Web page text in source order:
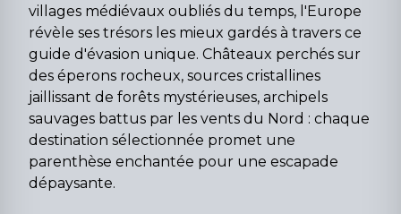
villages médiévaux oubliés du temps, l'Europe
révèle ses trésors les mieux gardés à travers ce
guide d'évasion unique. Châteaux perchés sur
des éperons rocheux, sources cristallines
jaillissant de forêts mystérieuses, archipels
sauvages battus par les vents du Nord : chaque
destination sélectionnée promet une
parenthèse enchantée pour une escapade
dépaysante.